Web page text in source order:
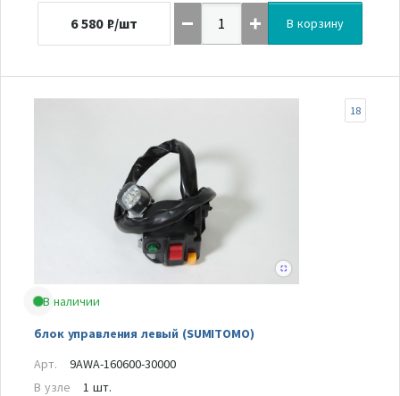
6 580 ₽/шт В корзину
В наличии
блок управления левый (SUMITOMO)
18
Арт.
9AWA-160600-30000
В узле
1 шт.